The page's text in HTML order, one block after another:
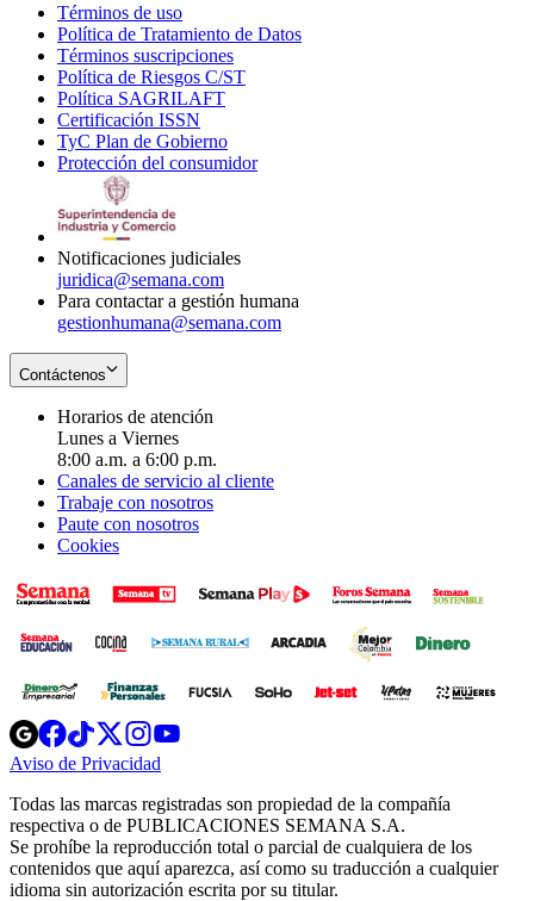
Términos de uso
in
new
window
Política de Tratamiento de Datos
Términos suscripciones
in
Política de Riesgos C/ST
Política SAGRILAFT
new
window
Certificación ISSN
in
new
TyC Plan de Gobierno
in
Protección del consumidorOpens
Notificaciones judiciales
juridica@semana.com
Para contactar a gestión humana
gestionhumana@semana.com
Contáctenos
Horarios de atención
Lunes a Viernes
8:00 a.m. a 6:00 p.m.
Canales de servicio al cliente
Trabaje con nosotros
Paute con nosotros
Cookies
Opens
in
new
Opens
in
new
Opens
in
new
window
Opens
new
windowwindow
Aviso de Privacidad
new
window
Todas las marcas registradas son propiedad de la compañía
respectiva o de PUBLICACIONES SEMANA S.A.
Se prohíbe la reproducción total o parcial de cualquiera de los
contenidos que aquí aparezca, así como su traducción a cualquier
idioma sin autorización escrita por su titular.